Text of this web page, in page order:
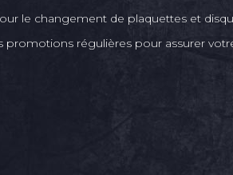
le changement de plaquettes et
promotions régulières pour assurer